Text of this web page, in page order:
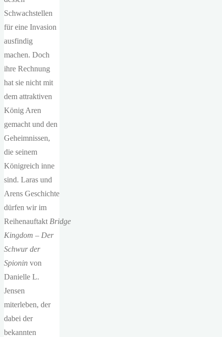
Schwachstellen
für eine Invasion
ausfindig
machen. Doch
ihre Rechnung
hat sie nicht mit
dem attraktiven
König Aren
gemacht und den
Geheimnissen,
die seinem
Königreich inne
sind. Laras und
Arens Geschichte
dürfen wir im
Reihenauftakt Bridge
Kingdom – Der
Schwur der
Spionin von
Danielle L.
Jensen
miterleben, der
dabei der
bekannten